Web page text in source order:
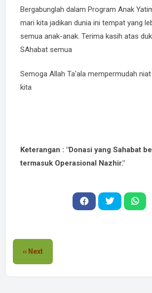
Bergabunglah dalam Program Anak
mari kita jadikan dunia ini tempat yang
semua anak-anak. Terima kasih atas
SAhabat semua
Semoga Allah Ta'ala mempermudah
kita
Keterangan : "Donasi yang Sahabat
termasuk Operasional Nazhir."
‹‹ Next